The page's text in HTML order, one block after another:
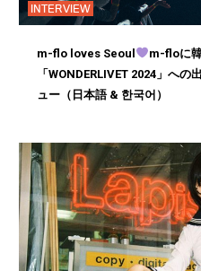
INTERVIEW
m-flo loves Seoul
m-floに
「WONDERLIVET 2024」へ
ュー（日本語 & 한국어）